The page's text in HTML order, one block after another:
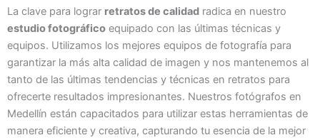
La clave para lograr retratos de calidad radica en nuestro
estudio fotográfico equipado con las últimas técnicas y
equipos. Utilizamos los mejores equipos de fotografía para
garantizar la más alta calidad de imagen y nos mantenemos al
tanto de las últimas tendencias y técnicas en retratos para
ofrecerte resultados impresionantes. Nuestros fotógrafos en
Medellín están capacitados para utilizar estas herramientas de
manera eficiente y creativa, capturando tu esencia de la mejor